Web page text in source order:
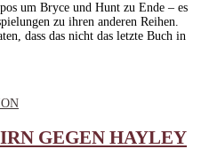
um Bryce und Hunt zu Ende – es
zu ihren anderen Reihen.
dass das nicht das letzte Buch in
GEGEN HAYLEY